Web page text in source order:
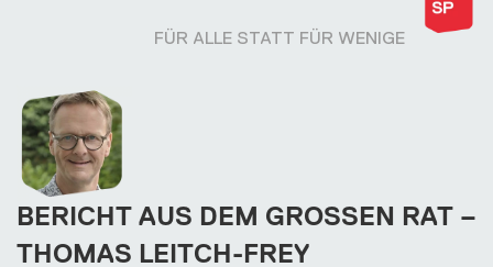
FÜR ALLE STATT FÜR WENIGE
BERICHT AUS DEM GROSSEN RAT –
THOMAS LEITCH-FREY